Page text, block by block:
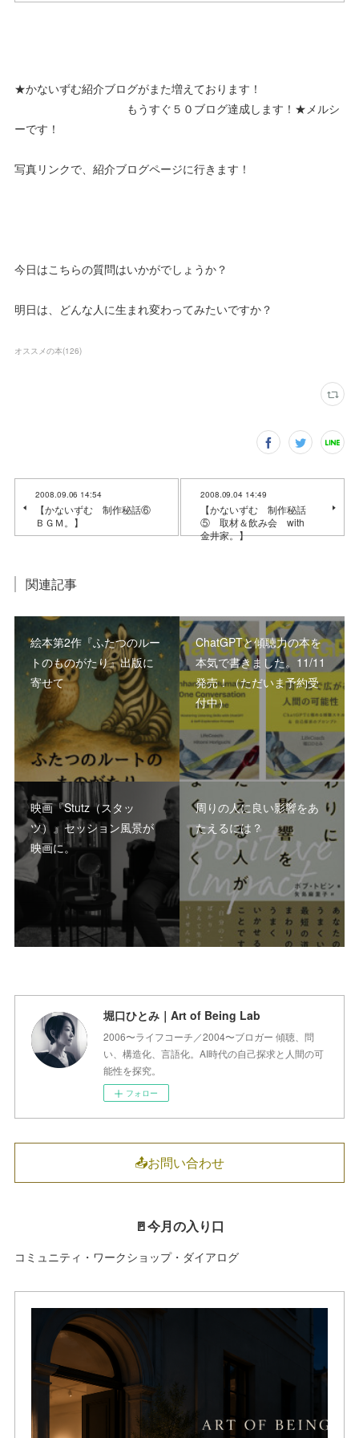
★かないずむ紹介ブログがまた増えております！
もうすぐ５０ブログ達成します！★メルシ
ーです！
写真リンクで、紹介ブログページに行きます！
今日はこちらの質問はいかがでしょうか？
明日は、どんな人に生まれ変わってみたいですか？
オススメの本(126)
2008.09.06 14:54
【かないずむ 制作秘話⑥
ＢＧＭ。】
2008.09.04 14:49
【かないずむ 制作秘話
⑤ 取材＆飲み会 with
金井家。】
関連記事
絵本第2作『ふたつのルー
トのものがたり』出版に
寄せて
ChatGPTと傾聴力の本を
本気で書きました。11/11
発売！（ただいま予約受
付中）
映画『Stutz（スタッ
ツ）』セッション風景が
映画に。
周りの人に良い影響をあ
たえるには？
堀口ひとみ｜Art of Being Lab
2006〜ライフコーチ／2004〜ブロガー 傾聴、問
い、構造化、言語化。AI時代の自己探求と人間の可
能性を探究。
フォロー
📤お問い合わせ
🚪今月の入り口
コミュニティ・ワークショップ・ダイアログ